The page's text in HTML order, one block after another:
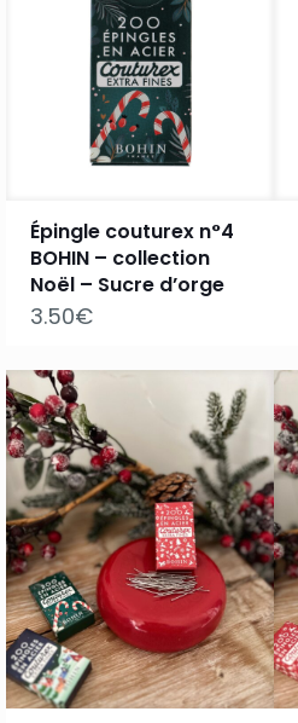
Épingle couturex n°4
BOHIN – collection
Noël – Sucre d’orge
3.50€